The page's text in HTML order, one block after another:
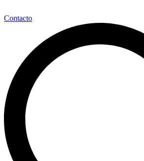
Contacto